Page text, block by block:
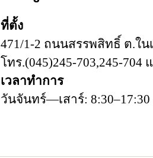
ที่ตั้ง
471/1-2 ถนนสรรพสิทธิ์ ต.ใน
โทร.(045)245-703,245-704
เวลาทำการ
วันจันทร์—เสาร์: 8:30–17:30